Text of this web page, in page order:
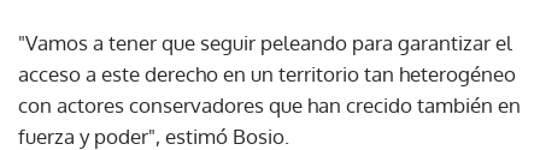
"Vamos a tener que seguir peleando para garantizar el
acceso a este derecho en un territorio tan heterogéneo
con actores conservadores que han crecido también en
fuerza y poder", estimó Bosio.